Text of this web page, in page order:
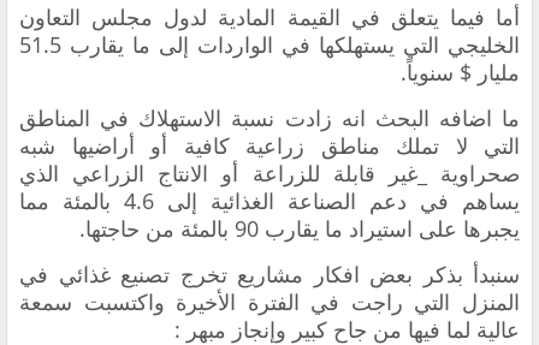
أما فيما يتعلق في القيمة المادية لدول مجلس التعاون
الخليجي التي يستهلكها في الواردات إلى ما يقارب 51.5
مليار $ سنوياً.
ما اضافه البحث انه زادت نسبة الاستهلاك في المناطق
التي لا تملك مناطق زراعية كافية أو أراضيها شبه
صحراوية _غير قابلة للزراعة أو الانتاج الزراعي الذي
يساهم في دعم الصناعة الغذائية إلى 4.6 بالمئة مما
يجبرها على استيراد ما يقارب 90 بالمئة من حاجتها.
سنبدأ بذكر بعض افكار مشاريع تخرج تصنيع غذائي في
المنزل التي راجت في الفترة الأخيرة واكتسبت سمعة
عالية لما فيها من جاح كبير وإنجاز مبهر :